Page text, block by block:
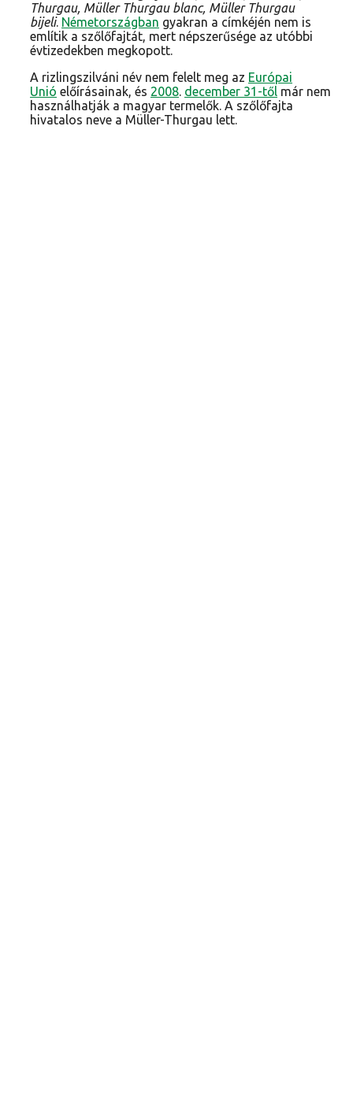
Thurgau, Müller Thurgau blanc, Müller Thurgau
bijeli. Németországban gyakran a címkéjén nem is
említik a szőlőfajtát, mert népszerűsége az utóbbi
évtizedekben megkopott.
A rizlingszilváni név nem felelt meg az Európai
Unió előírásainak, és 2008. december 31-től már nem
használhatják a magyar termelők. A szőlőfajta
hivatalos neve a Müller-Thurgau lett.